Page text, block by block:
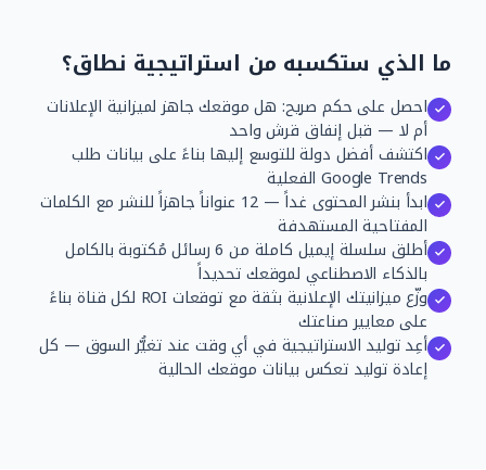
ما الذي ستكسبه من استراتيجية نطاق؟
احصل على حكم صريح: هل موقعك جاهز لميزانية الإعلانات
أم لا — قبل إنفاق قرش واحد
اكتشف أفضل دولة للتوسع إليها بناءً على بيانات طلب
Google Trends الفعلية
ابدأ بنشر المحتوى غداً — 12 عنواناً جاهزاً للنشر مع الكلمات
المفتاحية المستهدفة
أطلق سلسلة إيميل كاملة من 6 رسائل مُكتوبة بالكامل
بالذكاء الاصطناعي لموقعك تحديداً
وزّع ميزانيتك الإعلانية بثقة مع توقعات ROI لكل قناة بناءً
على معايير صناعتك
أعِد توليد الاستراتيجية في أي وقت عند تغيُّر السوق — كل
إعادة توليد تعكس بيانات موقعك الحالية